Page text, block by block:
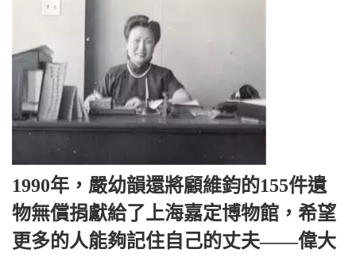
1990年，嚴幼韻還將顧維鈞的155件遺
物無償捐獻給了上海嘉定博物館，希望
更多的人能夠記住自己的丈夫——偉大